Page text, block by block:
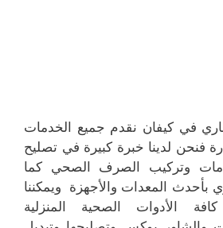
في كيفان نقدم جميع الخدمات
فنحن لدينا خبرة كبيرة في تصليح
وتركيب الصرف الصحي كما
بأحدث المعدات والأجهزة ويمكننا
الأدوات الصحية المنزلية